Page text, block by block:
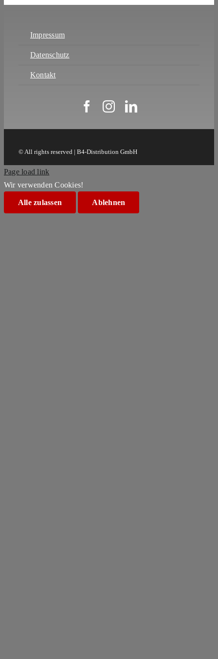
Impressum
Datenschutz
Kontakt
© All rights reserved | B4-Distribution GmbH
Page load link
Wir verwenden Cookies!
Alle zulassen Ablehnen